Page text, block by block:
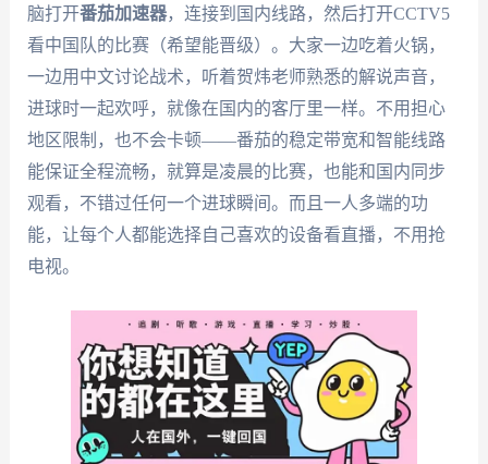
脑打开番茄加速器，连接到国内线路，然后打开CCTV5
看中国队的比赛（希望能晋级）。大家一边吃着火锅，
一边用中文讨论战术，听着贺炜老师熟悉的解说声音，
进球时一起欢呼，就像在国内的客厅里一样。不用担心
地区限制，也不会卡顿——番茄的稳定带宽和智能线路
能保证全程流畅，就算是凌晨的比赛，也能和国内同步
观看，不错过任何一个进球瞬间。而且一人多端的功
能，让每个人都能选择自己喜欢的设备看直播，不用抢
电视。